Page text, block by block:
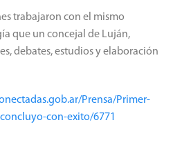
trabajaron con el mismo
que un concejal de Luján,
debates, estudios y elaboración
Prensa/Primer-
con-exito/6771